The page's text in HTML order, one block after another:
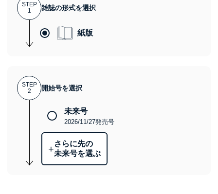
STEP
1
雑誌の形式を選択
紙版
STEP
2
開始号を選択
未来号
2026/11/27発売号
+さらに先の
未来号を選ぶ